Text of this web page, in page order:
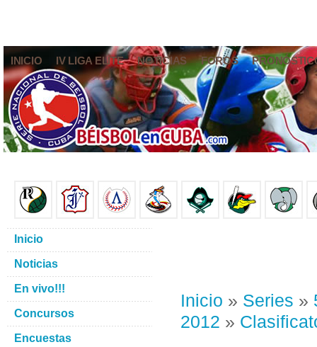
INICIO IV LIGA ELITE NOTICIAS FOROS
Inicio » Series »
2012 »
Inicio
Noticias
En vivo!!!
Concursos
Encuestas